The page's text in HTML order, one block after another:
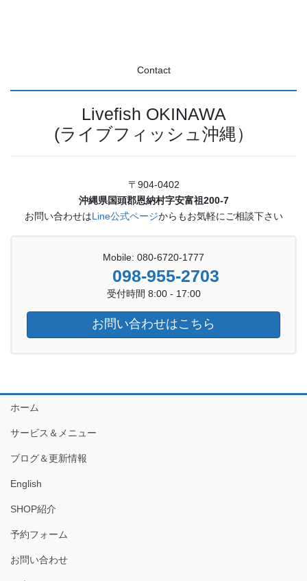
Contact
Livefish OKINAWA
(ライブフィッシュ沖縄）
〒904-0402
沖縄県国頭郡恩納村字安富祖200-7
お問い合わせはLine公式ページからもお気軽にご相談下さい
Mobile: 080-6720-1777
098-955-2703
受付時間 8:00 - 17:00
お問い合わせはこちら
ホーム
サービス＆メニュー
ブログ＆更新情報
English
SHOP紹介
予約フォーム
お問い合わせ